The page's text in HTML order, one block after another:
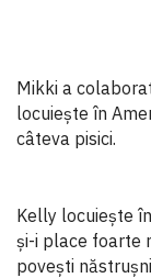
Mikki a
locuiește în
câteva pisici.
Kelly locuiește
și-i place foarte
povești